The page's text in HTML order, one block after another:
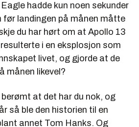
hadde kun noen sekunder
før landingen på månen måtte
du har hørt om at Apollo 13
i en eksplosjon som
livet, og gjorde at de
månen likevel?
at det har du nok, og
så ble den historien til en
annet Tom Hanks. Og